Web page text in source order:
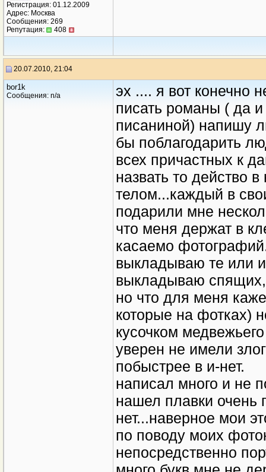
Регистрация: 01.12.2009
Адрес: Москва
Сообщения: 269
Репутация:
408
20.07.2010, 21:04
bor1k
Сообщения: n/a
эх .... я вот конечно
писать романы ( да
писаниной) напишу
бы поблагодарить
всех причастных к
назвать то действо
телом...каждый в
подарили мне
что меня держат в
касаемо
выкладываю те или
выкладываю
но что для меня
которые на фотках)
кусочком
уверен не имели
побыстрее в и-нет.
написал много и не
нашел плавки очень
нет...наверное мои
по поводу моих
непосредственно